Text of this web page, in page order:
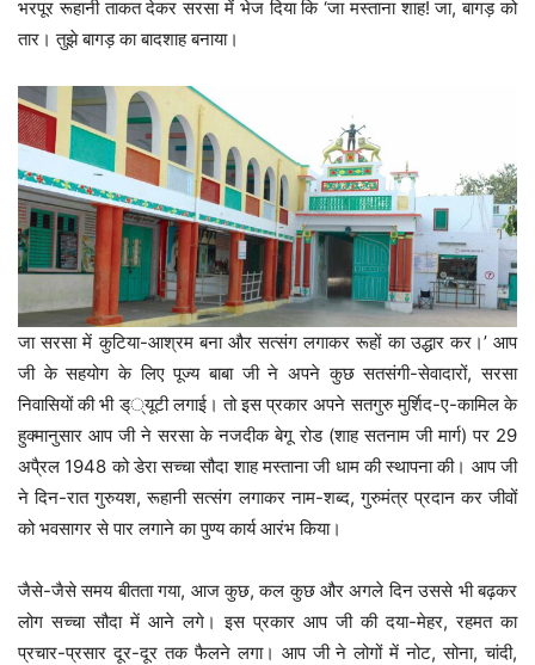
भरपूर रूहानी ताकत देकर सरसा में भेज दिया कि ‘जा मस्ताना शाह! जा, बागड़ को
तार। तुझे बागड़ का बादशाह बनाया।
जा सरसा में कुटिया-आश्रम बना और सत्संग लगाकर रूहों का उद्धार कर।’ आप
जी के सहयोग के लिए पूज्य बाबा जी ने अपने कुछ सतसंगी-सेवादारों, सरसा
निवासियों की भी ड््यूटी लगाई। तो इस प्रकार अपने सतगुरु मुर्शिद-ए-कामिल के
हुक्मानुसार आप जी ने सरसा के नजदीक बेगू रोड (शाह सतनाम जी मार्ग) पर 29
अपै्रल 1948 को डेरा सच्चा सौदा शाह मस्ताना जी धाम की स्थापना की। आप जी
ने दिन-रात गुरुयश, रूहानी सत्संग लगाकर नाम-शब्द, गुरुमंत्र प्रदान कर जीवों
को भवसागर से पार लगाने का पुण्य कार्य आरंभ किया।
जैसे-जैसे समय बीतता गया, आज कुछ, कल कुछ और अगले दिन उससे भी बढ़कर
लोग सच्चा सौदा में आने लगे। इस प्रकार आप जी की दया-मेहर, रहमत का
प्रचार-प्रसार दूर-दूर तक फैलने लगा। आप जी ने लोगों में नोट, सोना, चांदी,